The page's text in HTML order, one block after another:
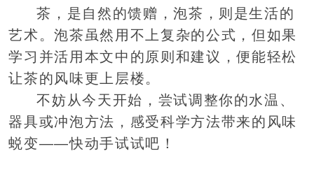
茶，是自然的馈赠，泡茶，则是生活的
艺术。泡茶虽然用不上复杂的公式，但如果
学习并活用本文中的原则和建议，便能轻松
让茶的风味更上层楼。
不妨从今天开始，尝试调整你的水温、
器具或冲泡方法，感受科学方法带来的风味
蜕变——快动手试试吧！